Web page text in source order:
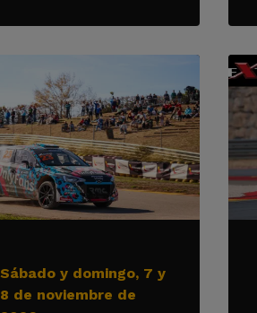
Sábado y domingo, 7 y
8 de noviembre de